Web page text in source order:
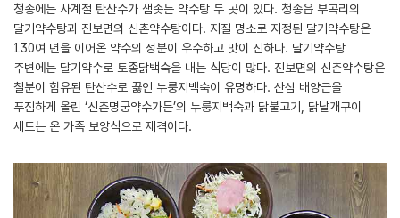
청송에는 사계절 탄산수가 샘솟는 약수탕 두 곳이 있다. 청송읍 부곡리의
달기약수탕과 진보면의 신촌약수탕이다. 지질 명소로 지정된 달기약수탕은
130여 년을 이어온 약수의 성분이 우수하고 맛이 진하다. 달기약수탕
주변에는 달기약수로 토종닭백숙을 내는 식당이 많다. 진보면의 신촌약수탕은
철분이 함유된 탄산수로 끓인 누룽지백숙이 유명하다. 산삼 배양근을
푸짐하게 올린 ‘신촌명궁약수가든’의 누룽지백숙과 닭불고기, 닭날개구이
세트는 온 가족 보양식으로 제격이다.